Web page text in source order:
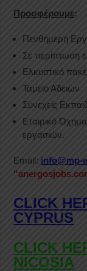
Προσφέρουμε:
Πενθήμερη
Σε περίπτωση
Ελκυστικό
Ταμείο Αδειών
Συνεχείς
Εταιρικό
εργασιών.
Email: info@mp-
CLICK
CYPRUS
CLICK
NICOSIA